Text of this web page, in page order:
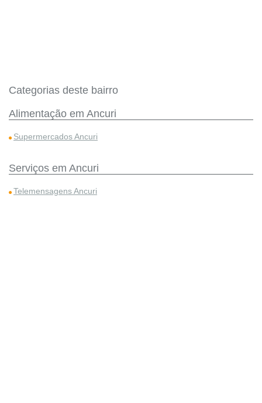
Categorias deste bairro
Alimentação em Ancuri
Supermercados Ancuri
Serviços em Ancuri
Telemensagens Ancuri